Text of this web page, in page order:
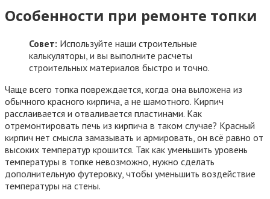
Особенности при ремонте топки
Совет: Используйте наши строительные
калькуляторы, и вы выполните расчеты
строительных материалов быстро и точно.
Чаще всего топка повреждается, когда она выложена из
обычного красного кирпича, а не шамотного. Кирпич
расслаивается и отваливается пластинами. Как
отремонтировать печь из кирпича в таком случае? Красный
кирпич нет смысла замазывать и армировать, он всё равно от
высоких температур крошится. Так как уменьшить уровень
температуры в топке невозможно, нужно сделать
дополнительную футеровку, чтобы уменьшить воздействие
температуры на стены.